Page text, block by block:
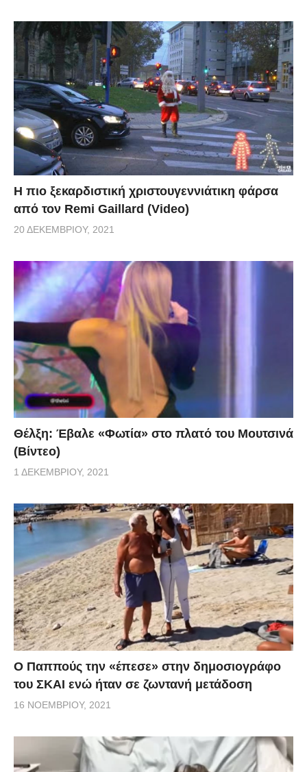
Η πιο ξεκαρδιστική χριστουγεννιάτικη φάρσα
από τον Remi Gaillard (Video)
20 ΔΕΚΕΜΒΡΊΟΥ, 2021
Θέλξη: Έβαλε «Φωτία» στο πλατό του Μουτσινά
(Βίντεο)
1 ΔΕΚΕΜΒΡΊΟΥ, 2021
Ο Παππούς την «έπεσε» στην δημοσιογράφο
του ΣΚΑΙ ενώ ήταν σε ζωντανή μετάδοση
16 ΝΟΕΜΒΡΊΟΥ, 2021